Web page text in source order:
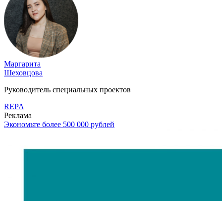
Маргарита
Шеховцова
Руководитель специальных проектов
REPA
Реклама
Экономьте более 500 000 рублей